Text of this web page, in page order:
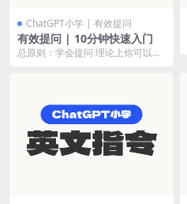
ChatGPT小学 | 有效提问
有效提问 | 10分钟快速入门
总原则：学会提问 理论上你可以用